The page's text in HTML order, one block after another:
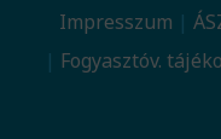
Impresszum
Fogyasztóv.